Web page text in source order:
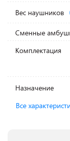
Вес наушников
Сменные
Комплектация
Назначение
Все